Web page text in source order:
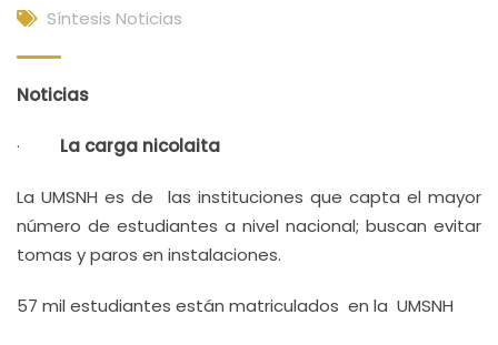
Síntesis Noticias
Noticias
· La carga nicolaita
La UMSNH es de las instituciones que capta el mayor
número de estudiantes a nivel nacional; buscan evitar
tomas y paros en instalaciones.
57 mil estudiantes están matriculados en la UMSNH